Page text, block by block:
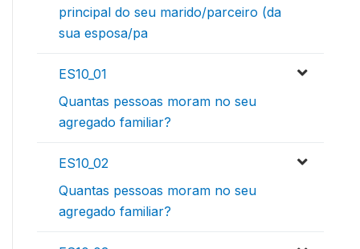
principal do seu marido/parceiro (da
sua esposa/pa
ES10_01
Quantas pessoas moram no seu
agregado familiar?
ES10_02
Quantas pessoas moram no seu
agregado familiar?